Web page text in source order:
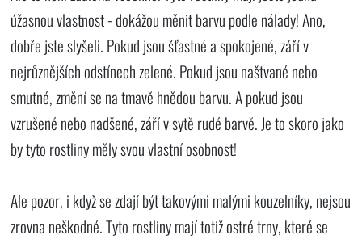
úžasnou vlastnost - dokážou měnit barvu podle nálady! Ano,
dobře jste slyšeli. Pokud jsou šťastné a spokojené, září v
nejrůznějších odstínech zelené. Pokud jsou naštvané nebo
smutné, změní se na tmavě hnědou barvu. A pokud jsou
vzrušené nebo nadšené, září v sytě rudé barvě. Je to skoro jako
by tyto rostliny měly svou vlastní osobnost!
Ale pozor, i když se zdají být takovými malými kouzelníky, nejsou
zrovna neškodné. Tyto rostliny mají totiž ostré trny, které se